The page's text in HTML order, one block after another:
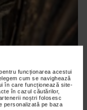
funcționarea acestui
cum se navighează
în care funcționează site-
în cazul căutărilor,
noștri folosesc
personalizată pe baza